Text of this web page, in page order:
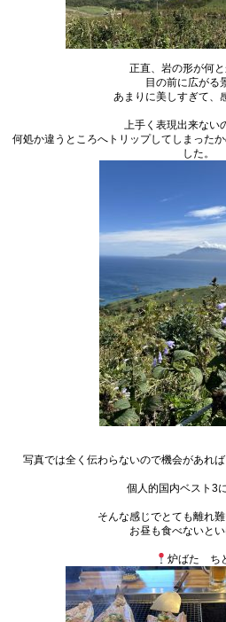
正直、岩の形が何
目の前に広がる
あまりに美しすぎて、
上手く表現出来ない
何処か違うところへトリップしてしまった
した。
写真では全く伝わらないので機会があれ
個人的国内ベスト3
そんな感じでとても離れ難
お昼も食べないと
炉ばた ち